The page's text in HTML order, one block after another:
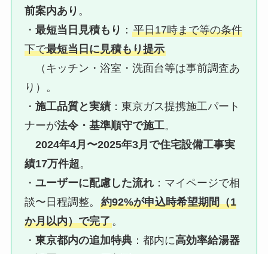
前案内あり 。
・最短当日見積もり ：平日17時まで等の条件
下で最短当日に見積もり提示
（キッチン・浴室・洗面台等は事前調査あ
り）。
・施工品質と実績 ：東京ガス提携施工パート
ナーが法令・基準順守で施工。
2024年4月〜2025年3月で住宅設備工事実
績17万件超。
・ユーザーに配慮した流れ ：マイページで相
談〜日程調整。約92%が申込時希望期間（1
か月以内）で完了。
・東京都内の追加特典 ：都内に高効率給湯器